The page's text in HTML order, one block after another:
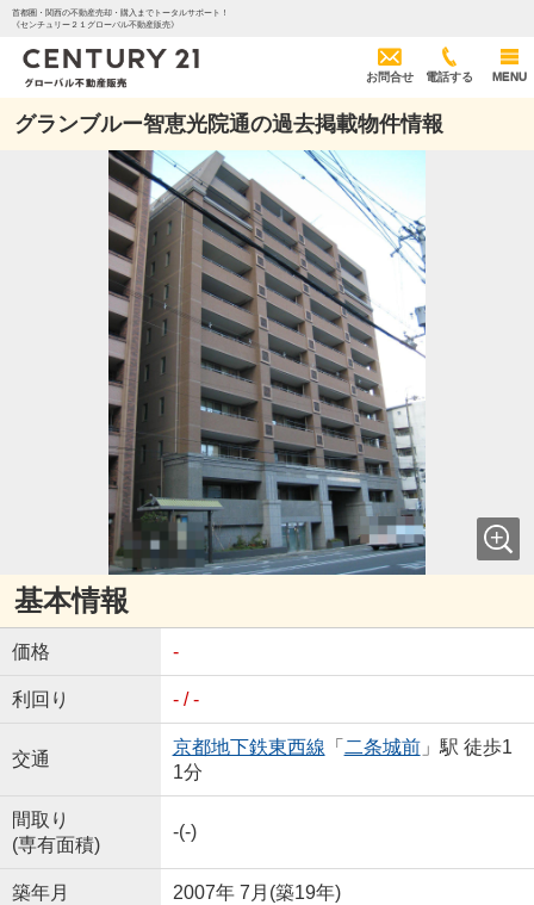
首都圏・関西の不動産売却・購入までトータルサポート！
《センチュリー２１グローバル不動産販売》
お問合せ 電話する MENU
グランブルー智恵光院通の過去掲載物件情報
基本情報
価格 -
利回り - / -
交通
京都地下鉄東西線 「 二条城前」駅 徒歩1
1分
間取り
(専有面積)
-(-)
築年月 2007年 7月(築19年)